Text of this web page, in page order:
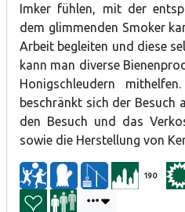
Imker fühlen, mit der
dem glimmenden Smoker
Arbeit begleiten und diese
kann man diverse
Honigschleudern
beschränkt sich der
den Besuch und das
sowie die Herstellung von
190